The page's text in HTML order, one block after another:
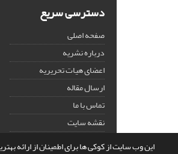
این وب سایت از کوکی ها برای اطمینان از ارائه
دسترسی سریع
صفحه اصلی
درباره نشریه
اعضای هیات تحریریه
ارسال مقاله
تماس با ما
نقشه سایت